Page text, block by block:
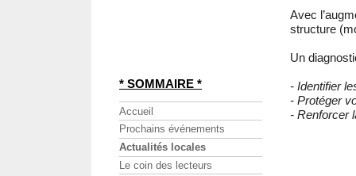
Avec
structure
Un
- Identifier
- Protéger
- Renforcer
* SOMMAIRE *
Accueil
Prochains événements
Actualités locales
Le coin des lecteurs